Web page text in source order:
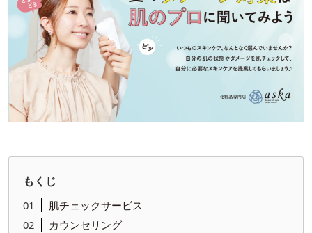
もくじ
肌チェックサービス
カウンセリング